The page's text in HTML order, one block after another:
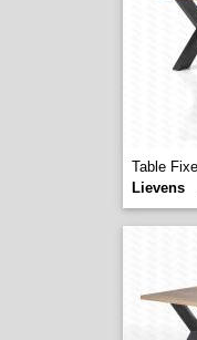
Table
Lievens